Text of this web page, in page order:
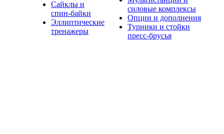
Сайклы и
спин-байки
Эллиптические
тренажеры
силовые комплексы
Опции и дополнения
Турники и стойки
пресс-брусья